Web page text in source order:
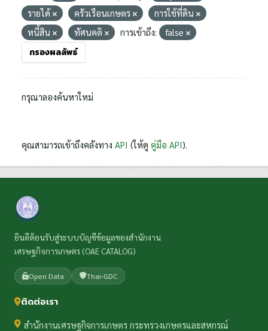
รายได้
ครัวเรือนเกษตร
การใช้ที่ดิน
หนี้สิน
ทัศนคติ การเข้าถึง: false
กรองผลลัพธ์
กรุณาลองค้นหาใหม่
คุณสามารถเข้าถึงคลังทาง API (ให้ดู คู่มือ API).
ยินดีต้อนรับสู่ระบบบัญชีข้อมูลของสำนักงาน
เศรษฐกิจการเกษตร (OAE CATALOG)
Open Data Thai-GDC
ติดต่อเรา
สำนักงานเศรษฐกิจการเกษตร กระทรวงเกษตรและสหกรณ์